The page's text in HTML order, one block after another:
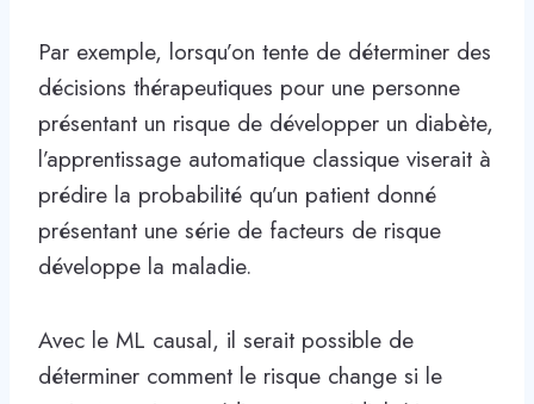
Par exemple, lorsqu’on tente de déterminer des
décisions thérapeutiques pour une personne
présentant un risque de développer un diabète,
l’apprentissage automatique classique viserait à
prédire la probabilité qu’un patient donné
présentant une série de facteurs de risque
développe la maladie.
Avec le ML causal, il serait possible de
déterminer comment le risque change si le